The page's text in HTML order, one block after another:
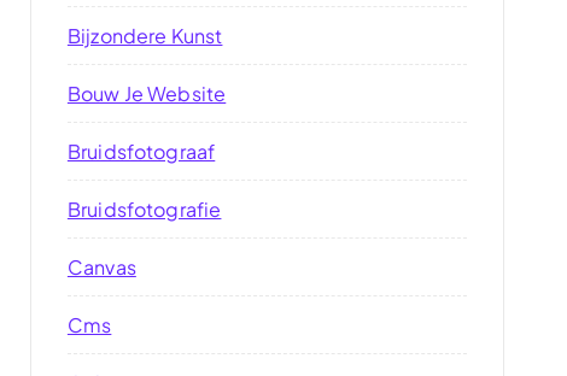
Bijzondere Kunst
Bouw Je Website
Bruidsfotograaf
Bruidsfotografie
Canvas
Cms